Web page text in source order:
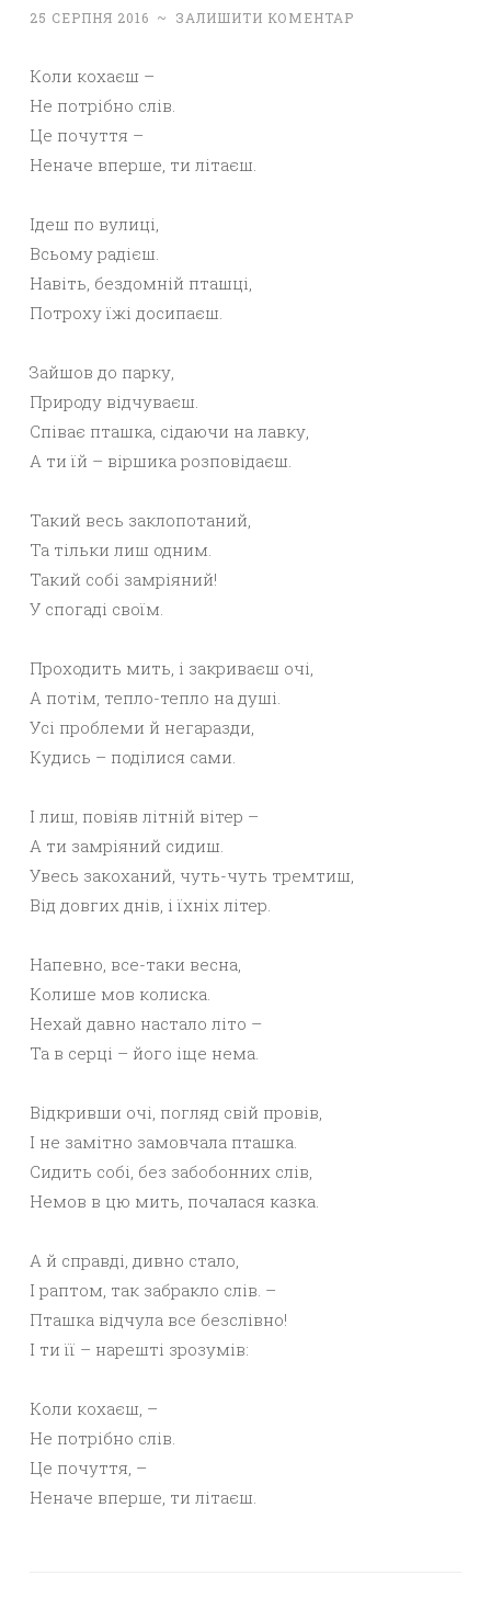
25 СЕРПНЯ 2016 ~ ЗАЛИШИТИ КОМЕНТАР
Коли кохаєш –
Не потрібно слів.
Це почуття –
Неначе вперше, ти літаєш.
Ідеш по вулиці,
Всьому радієш.
Навіть, бездомній пташці,
Потроху їжі досипаєш.
Зайшов до парку,
Природу відчуваєш.
Співає пташка, сідаючи на лавку,
А ти їй – віршика розповідаєш.
Такий весь заклопотаний,
Та тільки лиш одним.
Такий собі замріяний!
У спогаді своїм.
Проходить мить, і закриваєш очі,
А потім, тепло-тепло на душі.
Усі проблеми й негаразди,
Кудись – поділися сами.
І лиш, повіяв літній вітер –
А ти замріяний сидиш.
Увесь закоханий, чуть-чуть тремтиш,
Від довгих днів, і їхніх літер.
Напевно, все-таки весна,
Колише мов колиска.
Нехай давно настало літо –
Та в серці – його іще нема.
Відкривши очі, погляд свій провів,
І не замітно замовчала пташка.
Сидить собі, без забобонних слів,
Немов в цю мить, почалася казка.
А й справді, дивно стало,
І раптом, так забракло слів. –
Пташка відчула все безслівно!
І ти її – нарешті зрозумів:
Коли кохаєш, –
Не потрібно слів.
Це почуття, –
Неначе вперше, ти літаєш.